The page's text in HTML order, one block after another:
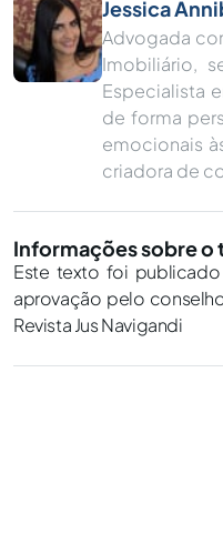
Jessica
Advogada
Imobiliário,
Especialista
de forma
emocionais
criadora de
Informações sobre o
Este texto foi
aprovação pelo
Revista Jus Navigandi